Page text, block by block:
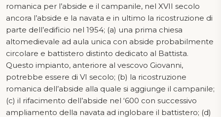
romanica per l’abside e il campanile, nel XVII secolo
ancora l’abside e la navata e in ultimo la ricostruzione di
parte dell’edificio nel 1954; (a) una prima chiesa
altomedievale ad aula unica con abside probabilmente
circolare e battistero distinto dedicato al Battista.
Questo impianto, anteriore al vescovo Giovanni,
potrebbe essere di VI secolo; (b) la ricostruzione
romanica dell’abside alla quale si aggiunge il campanile;
(c) il rifacimento dell’abside nel ‘600 con successivo
ampliamento della navata ad inglobare il battistero; (d)